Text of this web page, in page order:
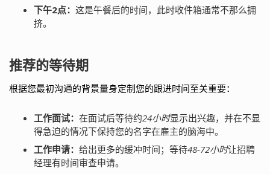
下午2点： 这是午餐后的时间，此时收件箱通常不那么拥
挤。
推荐的等待期
根据您最初沟通的背景量身定制您的跟进时间至关重要：
工作面试： 在面试后等待约24小时显示出兴趣，并在不显
得急迫的情况下保持您的名字在雇主的脑海中。
工作申请： 给出更多的缓冲时间；等待48-72小时让招聘
经理有时间审查申请。